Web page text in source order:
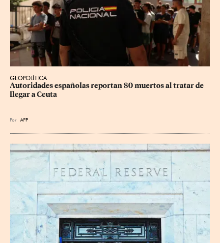
GEOPOLÍTICA
Autoridades españolas reportan 80 muertos al tratar de
llegar a Ceuta
Por AFP